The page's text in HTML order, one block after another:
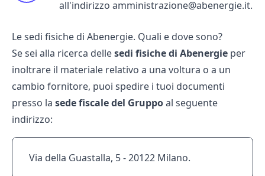
all'indirizzo amministrazione@abenergie.it.
Le sedi fisiche di Abenergie. Quali e dove sono?
Se sei alla ricerca dellesedi fisiche di Abenergie per
inoltrare il materiale relativo a una voltura o a un
cambio fornitore, puoi spedire i tuoi documenti
presso la sede fiscale del Gruppoal seguente
indirizzo:
Via della Guastalla, 5 - 20122 Milano.